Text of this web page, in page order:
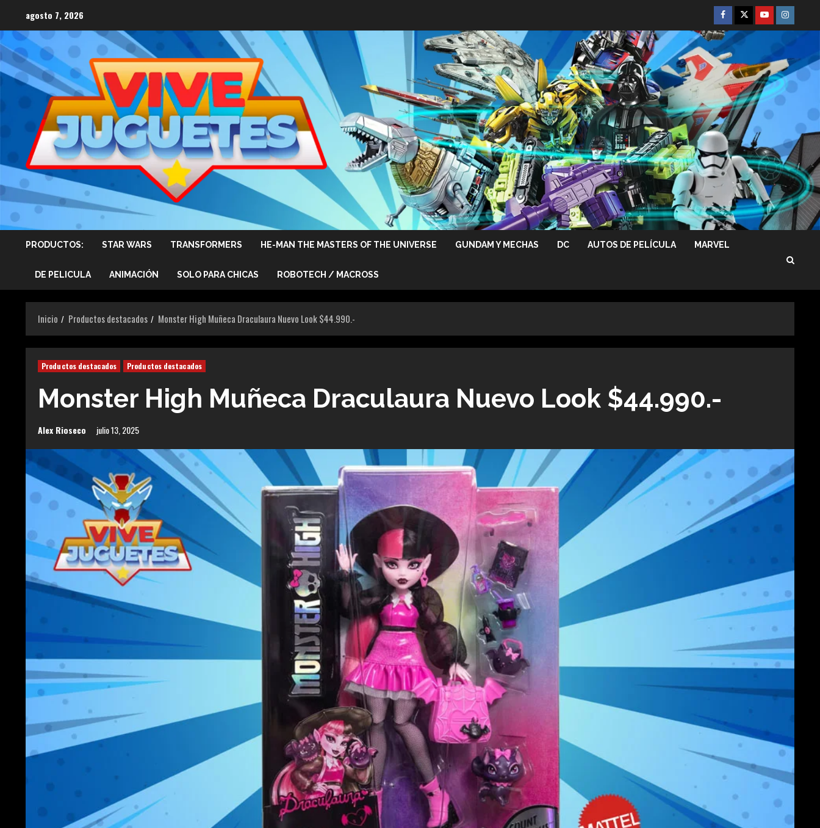
contenido
agosto 7, 2026 Facebook
TwitterYoutube
PRODUCTOS: STAR WARS TRANSFORMERS HE-MAN THE MASTERS OF THE UNIVERSE GUNDAM Y MECHAS DC AUTOS DE PELÍCULA MARVEL
DE PELICULA ANIMACIÓN SOLO PARA CHICAS ROBOTECH / MACROSS
Inicio Productos destacados Monster High Muñeca Draculaura Nuevo Look $44.990.-
Productos destacados Productos destacados
Monster High Muñeca Draculaura Nuevo Look $44.990.-
Alex Rioseco julio 13, 2025